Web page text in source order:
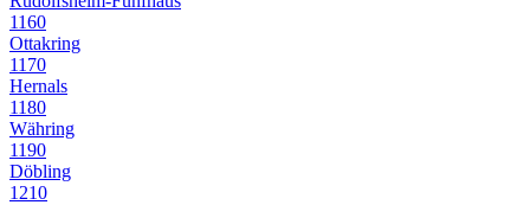
1160
Ottakring
1170
Hernals
1180
Währing
1190
Döbling
1210